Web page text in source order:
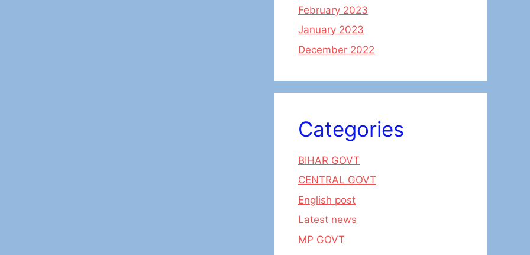
February 2023
January 2023
December 2022
Categories
BIHAR GOVT
CENTRAL GOVT
English post
Latest news
MP GOVT